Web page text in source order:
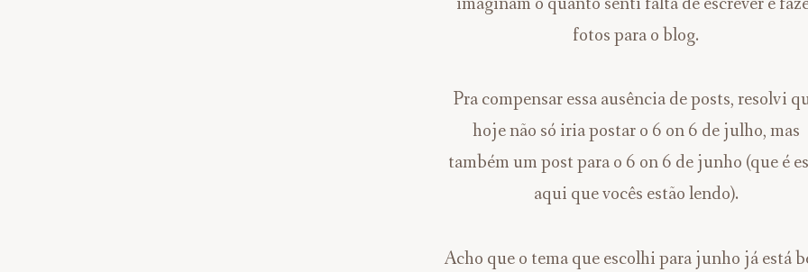
fotos para o blog.
Pra compensar essa ausência de posts, resolvi
hoje não só iria postar o 6 on 6 de julho, mas
também um post para o 6 on 6 de junho (que é
aqui que vocês estão lendo).
Acho que o tema que escolhi para junho já está